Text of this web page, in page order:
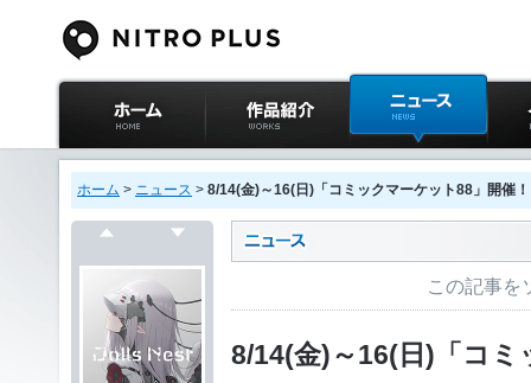
ニトロプラス公式
サイト ホーム
作品紹介 ニュース イベ
ホーム > ニュース > 8/14(金)～16(日)「コミックマーケット88」開催！
この記事を
8/14(金)～16(日)「コ